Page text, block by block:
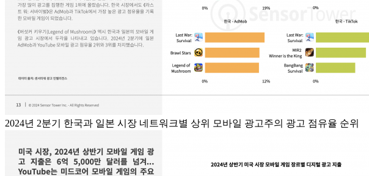
2024년 2분기 한국과 일본 시장 네트워크별 상위 모바일 광고주의 광고 점유율 순위